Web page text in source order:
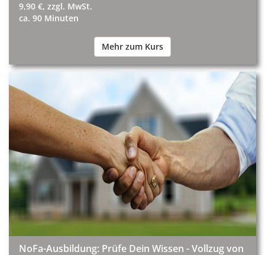
9,90 €, zzgl. MwSt.
ca. 90 Minuten
Mehr zum Kurs
NoFa-Ausbildung: Prüfe Dein Wissen - Vollzug von